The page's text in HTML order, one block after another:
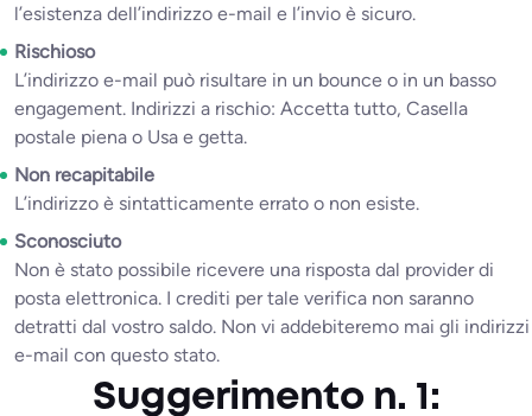
l’esistenza dell’indirizzo e-mail e l’invio è sicuro.
Rischioso
L’indirizzo e-mail può risultare in un bounce o in un basso
engagement. Indirizzi a rischio: Accetta tutto, Casella
postale piena o Usa e getta.
Non recapitabile
L’indirizzo è sintatticamente errato o non esiste.
Sconosciuto
Non è stato possibile ricevere una risposta dal provider di
posta elettronica. I crediti per tale verifica non saranno
detratti dal vostro saldo. Non vi addebiteremo mai gli indirizzi
e-mail con questo stato.
Suggerimento n. 1: